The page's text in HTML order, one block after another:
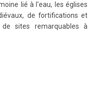
lié à l'eau, les églises
de fortifications et
de sites remarquables à